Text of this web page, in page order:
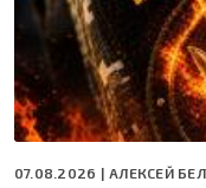
07.08.2026 |АЛЕКСЕЙ